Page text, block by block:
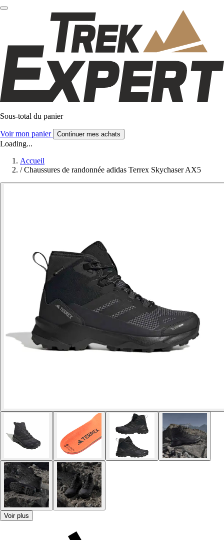
Sous-total du panier
Voir mon panier Continuer mes achats
Loading...
Accueil
/ Chaussures de randonnée adidas Terrex Skychaser AX5
Voir plus